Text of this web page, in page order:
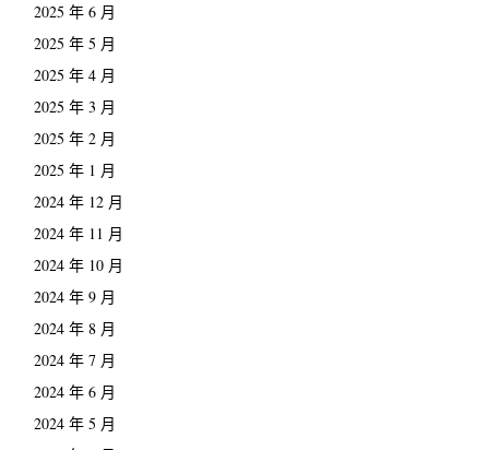
2025 年 6 月
2025 年 5 月
2025 年 4 月
2025 年 3 月
2025 年 2 月
2025 年 1 月
2024 年 12 月
2024 年 11 月
2024 年 10 月
2024 年 9 月
2024 年 8 月
2024 年 7 月
2024 年 6 月
2024 年 5 月